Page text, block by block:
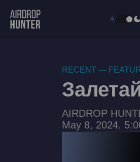
RECENT —
AIRDROP
May 8, 2024.